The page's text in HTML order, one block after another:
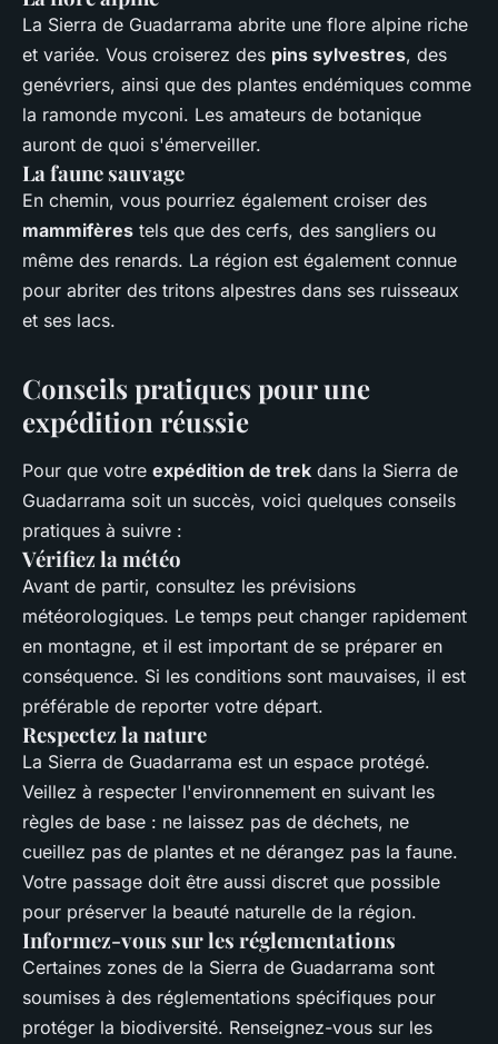
La Sierra de Guadarrama abrite une flore alpine riche
et variée. Vous croiserez des pins sylvestres, des
genévriers, ainsi que des plantes endémiques comme
la ramonde myconi. Les amateurs de botanique
auront de quoi s'émerveiller.
La faune sauvage
En chemin, vous pourriez également croiser des
mammifères tels que des cerfs, des sangliers ou
même des renards. La région est également connue
pour abriter des tritons alpestres dans ses ruisseaux
et ses lacs.
Conseils pratiques pour une
expédition réussie
Pour que votre expédition de trek dans la Sierra de
Guadarrama soit un succès, voici quelques conseils
pratiques à suivre :
Vérifiez la météo
Avant de partir, consultez les prévisions
météorologiques. Le temps peut changer rapidement
en montagne, et il est important de se préparer en
conséquence. Si les conditions sont mauvaises, il est
préférable de reporter votre départ.
Respectez la nature
La Sierra de Guadarrama est un espace protégé.
Veillez à respecter l'environnement en suivant les
règles de base : ne laissez pas de déchets, ne
cueillez pas de plantes et ne dérangez pas la faune.
Votre passage doit être aussi discret que possible
pour préserver la beauté naturelle de la région.
Informez-vous sur les réglementations
Certaines zones de la Sierra de Guadarrama sont
soumises à des réglementations spécifiques pour
protéger la biodiversité. Renseignez-vous sur les